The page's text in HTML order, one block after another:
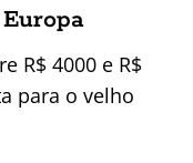
R$ 4000 e R$
para o velho